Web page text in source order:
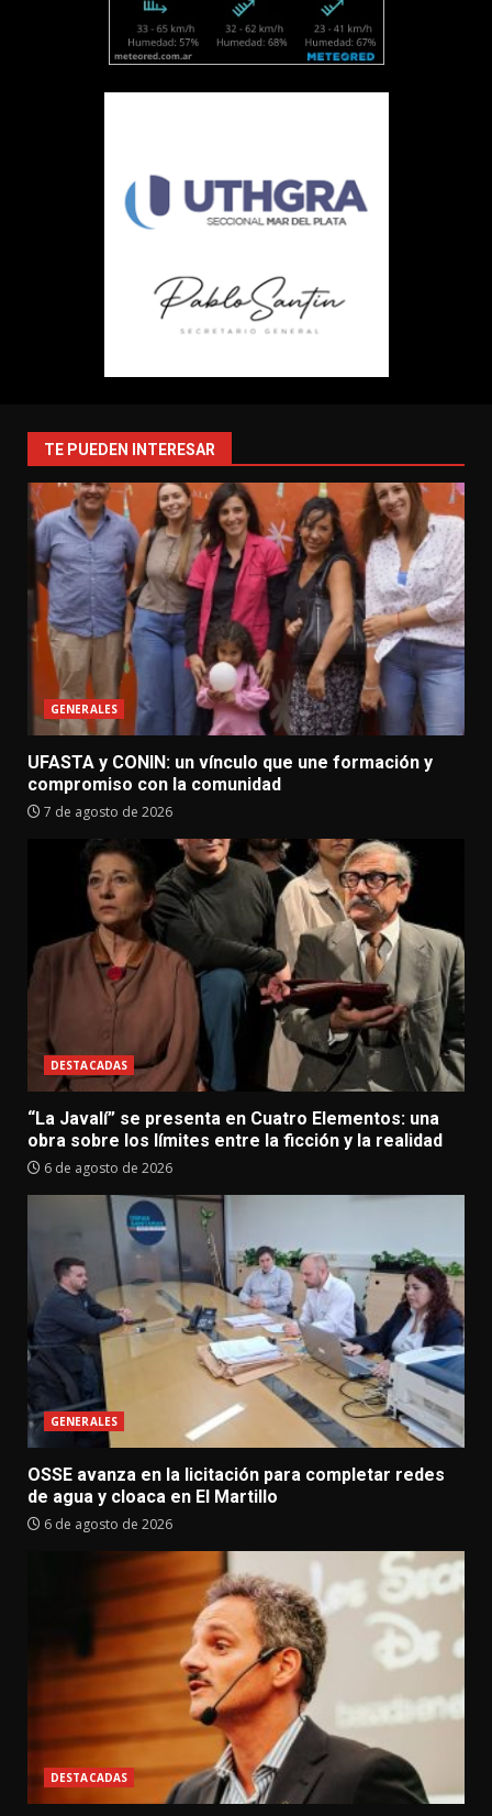
TE PUEDEN INTERESAR
GENERALES
UFASTA y CONIN: un vínculo que une formación y
compromiso con la comunidad
7 de agosto de 2026
DESTACADAS
“La Javalí” se presenta en Cuatro Elementos: una
obra sobre los límites entre la ficción y la realidad
6 de agosto de 2026
GENERALES
OSSE avanza en la licitación para completar redes
de agua y cloaca en El Martillo
6 de agosto de 2026
DESTACADAS